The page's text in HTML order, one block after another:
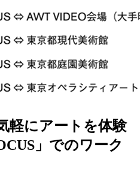
軽にアートを体験
」でのワーク